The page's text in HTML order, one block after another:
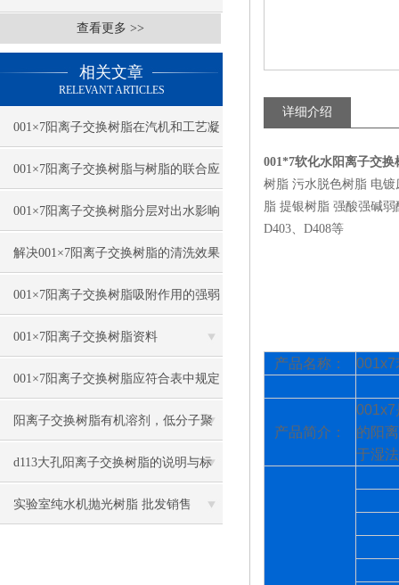
查看更多 >>
相关文章
RELEVANT ARTICLES
001×7阳离子交换树脂在汽机和工艺凝
结水精处理中的应用
001×7阳离子交换树脂与树脂的联合应
用
001×7阳离子交换树脂分层对出水影响
与因素
解决001×7阳离子交换树脂的清洗效果
不好的问题
001×7阳离子交换树脂吸附作用的强弱
程度
001×7阳离子交换树脂资料
001×7阳离子交换树脂应符合表中规定
的各项技术指标
阳离子交换树脂有机溶剂，低分子聚
合物及有机杂质的去除
d113大孔阳离子交换树脂的说明与标
准工作流程
实验室纯水机抛光树脂 批发销售
详细介绍
001*7软化水阳离子交换
树脂 污水脱色树脂 电
脂 提银树脂 强酸强碱弱
D403、D408等
产品名称： 001x7
产品简介：
001x7
的阳
于湿